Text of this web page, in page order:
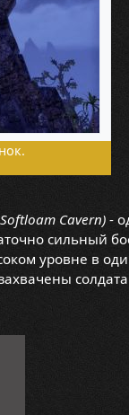
Cavern) -
сильный
уровне в